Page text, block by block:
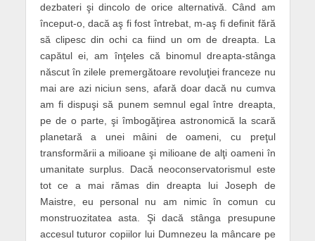
dezbateri şi dincolo de orice alternativă. Când am
început-o, dacă aş fi fost întrebat, m-aş fi definit fără
să clipesc din ochi ca fiind un om de dreapta. La
capătul ei, am înţeles că binomul dreapta-stânga
născut în zilele premergătoare revoluţiei franceze nu
mai are azi niciun sens, afară doar dacă nu cumva
am fi dispuşi să punem semnul egal între dreapta,
pe de o parte, şi îmbogăţirea astronomică la scară
planetară a unei mâini de oameni, cu preţul
transformării a milioane şi milioane de alţi oameni în
umanitate surplus. Dacă neoconservatorismul este
tot ce a mai rămas din dreapta lui Joseph de
Maistre, eu personal nu am nimic în comun cu
monstruozitatea asta. Şi dacă stânga presupune
accesul tuturor copiilor lui Dumnezeu la mâncare pe